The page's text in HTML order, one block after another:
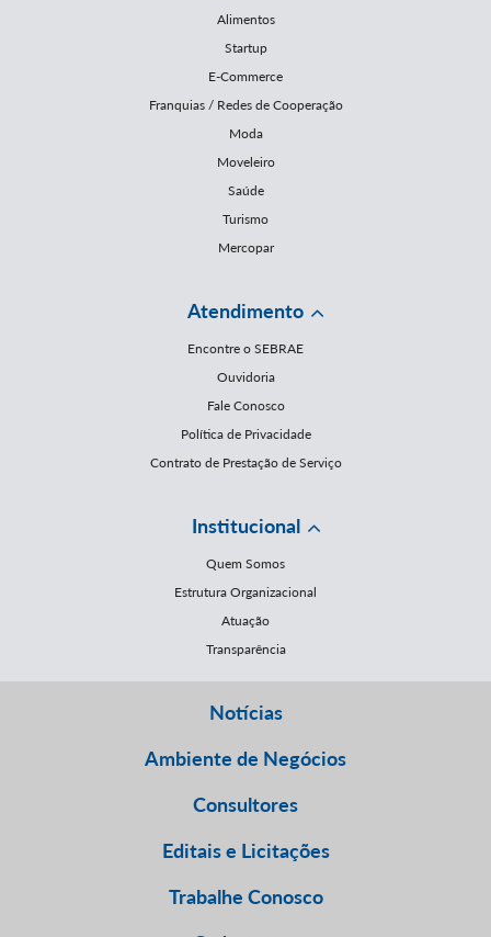
Alimentos
Startup
E-Commerce
Franquias / Redes de Cooperação
Moda
Moveleiro
Saúde
Turismo
Mercopar
Atendimento
Encontre o SEBRAE
Ouvidoria
Fale Conosco
Política de Privacidade
Contrato de Prestação de Serviço
Institucional
Quem Somos
Estrutura Organizacional
Atuação
Transparência
Notícias
Ambiente de Negócios
Consultores
Editais e Licitações
Trabalhe Conosco